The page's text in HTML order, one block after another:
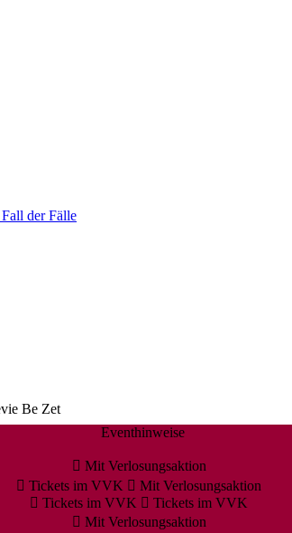
der Fälle
Be Zet
Eventhinweise
Mit Verlosungsaktion
Tickets im VVK
Mit Verlosungsaktion
Tickets im VVK
Tickets im VVK
Mit Verlosungsaktion